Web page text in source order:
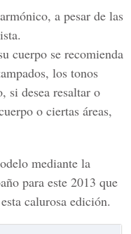
a pesar de las
cuerpo se recomienda
los tonos
si desea resaltar o
o ciertas áreas,
mediante la
para este 2013 que
calurosa edición.